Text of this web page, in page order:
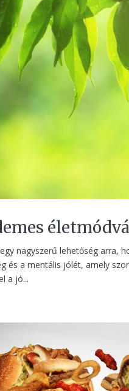
nagyszerű lehetőség arra,
és a mentális jólét, amely
a jó...